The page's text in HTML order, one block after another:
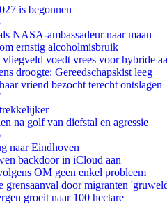
is begonnen
NASA-ambassadeur naar maan
ernstig alcoholmisbruik
voedt vrees voor hybride
droogte: Gereedschapskist leeg
vriend bezocht terecht ontslagen
na golf van diefstal en agressie
naar Eindhoven
backdoor in iCloud aan
OM geen enkel probleem
grensaanval door migranten
groeit naar 100 hectare